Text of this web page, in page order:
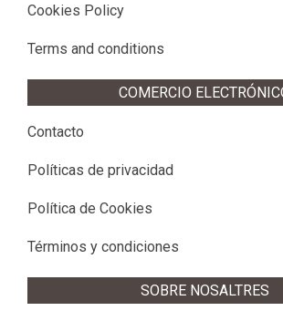
Cookies Policy
Terms and conditions
COMERCIO
Contacto
Políticas de privacidad
Política de Cookies
Términos y condiciones
SOBRE NOSALTRES